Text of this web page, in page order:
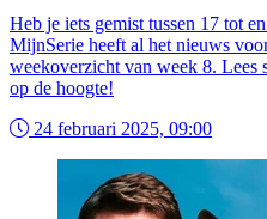
Heb je iets gemist tussen 17 tot
MijnSerie heeft al het nieuws
weekoverzicht van week 8. Lees
op de hoogte!
24 februari 2025, 09:00